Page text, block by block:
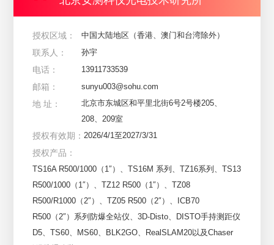
授权区域： 中国大陆地区（香港、澳门和台湾除外）
联系人： 孙宇
电话： 13911733539
邮箱： sunyu003@sohu.com
地 址：
北京市东城区和平里北街6号2号楼205、
208、209室
授权有效期：2026/4/1至2027/3/31
授权产品：
TS16A R500/1000（1″）、TS16M 系列、TZ16系列、TS13
R500/1000（1″）、TZ12 R500（1″）、TZ08
R500/R1000（2″）、TZ05 R500（2″）、ICB70
R500（2″）系列防爆全站仪、3D-Disto、DISTO手持测距仪
D5、TS60、MS60、BLK2GO、RealSLAM20以及Chaser